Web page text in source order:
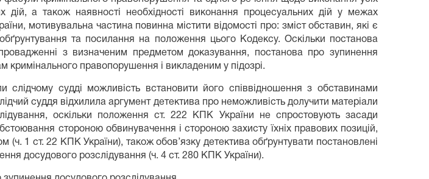
а також наявності необхідності виконання процесуальних дій у межах
мотивувальна частина повинна містити відомості про: зміст обставин, які є
та посилання на положення цього Кодексу. Оскільки постанова
з визначеним предметом доказування, постанова про зупинення
кримінального правопорушення і викладеним у підозрі.
судді можливість встановити його співвідношення з обставинами
суддя відхилила аргумент детектива про неможливість долучити матеріали
оскільки положення ст. 222 КПК України не спростовують засади
стороною обвинувачення і стороною захисту їхніх правових позицій,
1 ст. 22 КПК України), також обов’язку детектива обґрунтувати постановлені
досудового розслідування (ч. 4 ст. 280 КПК України).